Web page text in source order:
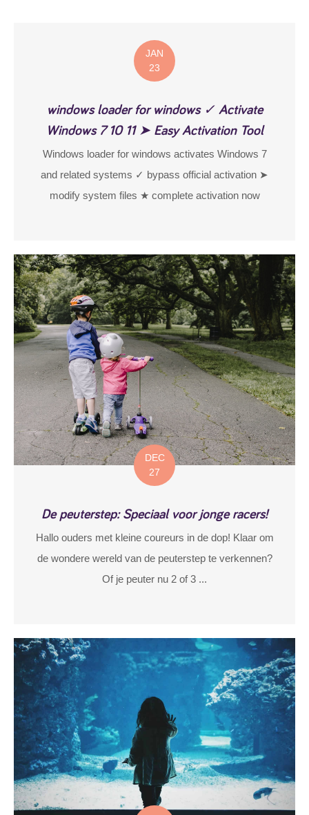
JAN
23
windows loader for windows ✓ Activate
Windows 7 10 11 ➤ Easy Activation Tool
Windows loader for windows activates Windows 7
and related systems ✓ bypass official activation ➤
modify system files ★ complete activation now
DEC
27
De peuterstep: Speciaal voor jonge racers!
Hallo ouders met kleine coureurs in de dop! Klaar om
de wondere wereld van de peuterstep te verkennen?
Of je peuter nu 2 of 3 ...